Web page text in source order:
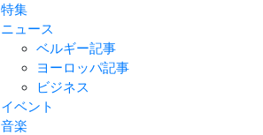
特集
ニュース
ベルギー記事
ヨーロッパ記事
ビジネス
イベント
音楽